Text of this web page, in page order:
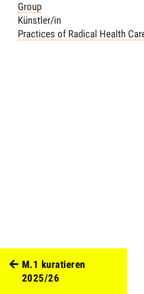
Group
Künstler/in
Practices of Radical Health
M.1 kuratieren
2025/26